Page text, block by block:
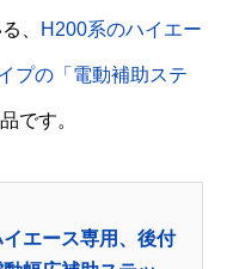
、 H200系のハイエー
プの「電動補助ステ
です。
イエース専用、後付